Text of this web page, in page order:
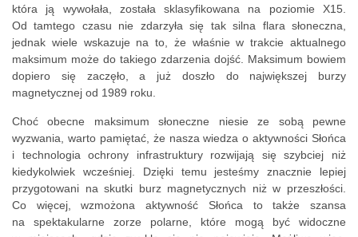
która ją wywołała, została sklasyfikowana na poziomie X15.
Od tamtego czasu nie zdarzyła się tak silna flara słoneczna,
jednak wiele wskazuje na to, że właśnie w trakcie aktualnego
maksimum może do takiego zdarzenia dojść. Maksimum bowiem
dopiero się zaczęło, a już doszło do największej burzy
magnetycznej od 1989 roku.
Choć obecne maksimum słoneczne niesie ze sobą pewne
wyzwania, warto pamiętać, że nasza wiedza o aktywności Słońca
i technologia ochrony infrastruktury rozwijają się szybciej niż
kiedykolwiek wcześniej. Dzięki temu jesteśmy znacznie lepiej
przygotowani na skutki burz magnetycznych niż w przeszłości.
Co więcej, wzmożona aktywność Słońca to także szansa
na spektakularne zorze polarne, które mogą być widoczne